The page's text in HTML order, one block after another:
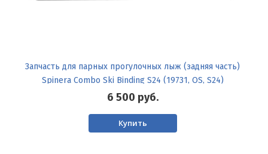
Запчасть для парных прогулочных лыж (задняя часть)
Spinera Combo Ski Binding S24 (19731, OS, S24)
6 500 руб.
Купить